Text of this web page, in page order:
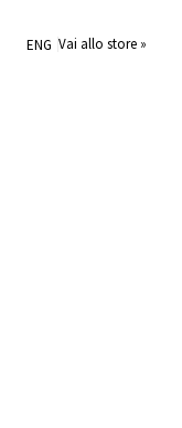
ENG Vai allo store »